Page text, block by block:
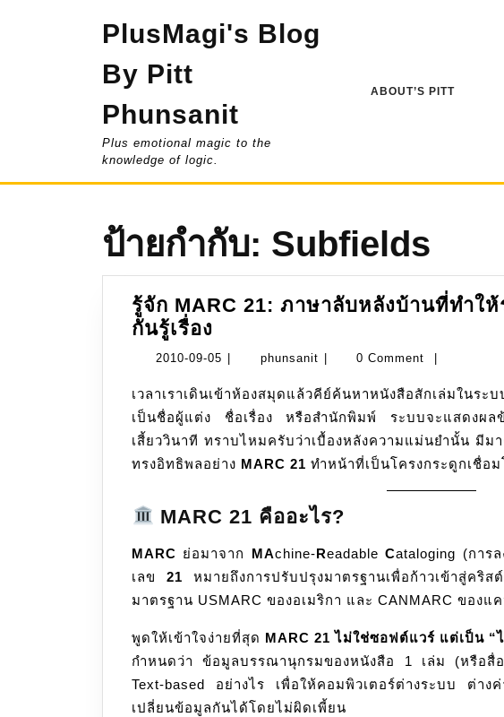
PlusMagi's Blog
By Pitt
Phunsanit
Plus emotional magic to the
knowledge of logic.
ABOUT’S PITT
ป้ายกำกับ: Subfields
รู้จัก MARC 21: ภาษาลับหลังบ้านที่ทำใ
กันรู้เรื่อง
MARC
ภาษา
ลับ
หลัง
บ้าน
ทำให้
ห้อง
สมุด
ทั่ว
โลก
คุย
กัน
รู้
2010-09-05 2010-
05
phunsanit phunsanit0 Comment
เวลาเราเดินเข้าห้องสมุดแล้วคีย์ค้นหาหนังสือสักเล่มในระบบสืบค้นออนไลน์ (OPAC) ไม่ว่าจะ
เป็นชื่อผู้แต่ง ชื่อเรื่อง หรือสำนักพิมพ์ ระบบจะแสดงผลข้
เสี้ยววินาที ทราบไหมครับว่าเบื้องหลังความแม่นยำนั้น มีม
ทรงอิทธิพลอย่าง MARC 21 ทำหน้าที่เป็นโครงกระดูกเชื่อ
MARC 21 คืออะไร?
MARC ย่อมาจาก MAchine-ReadableCataloging (การ
เลข 21 หมายถึงการปรับปรุงมาตรฐานเพื่อก้าวเข้าสู่คริ
มาตรฐาน USMARC ของอเมริกา และ CANMARC ของแ
พูดให้เข้าใจง่ายที่สุด MARC 21 ไม่ใช่ซอฟต์แวร์ แต่เป็น
กำหนดว่า ข้อมูลบรรณานุกรมของหนังสือ 1 เล่ม (หรือสื่
Text-based อย่างไร เพื่อให้คอมพิวเตอร์ต่างระบบ ต่า
เปลี่ยนข้อมูลกันได้โดยไม่ผิดเพี้ยน